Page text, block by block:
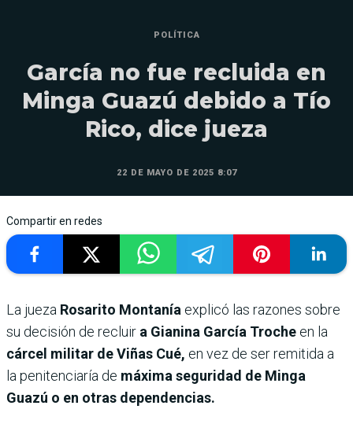
POLÍTICA
García no fue recluida en
Minga Guazú debido a Tío
Rico, dice jueza
22 DE MAYO DE 2025 8:07
Compartir en redes
La jueza Rosarito Montanía explicó las razones sobre
su decisión de recluir a Gianina García Troche en la
cárcel militar de Viñas Cué, en vez de ser remitida a
la penitenciaría de máxima seguridad de Minga
Guazú o en otras dependencias.